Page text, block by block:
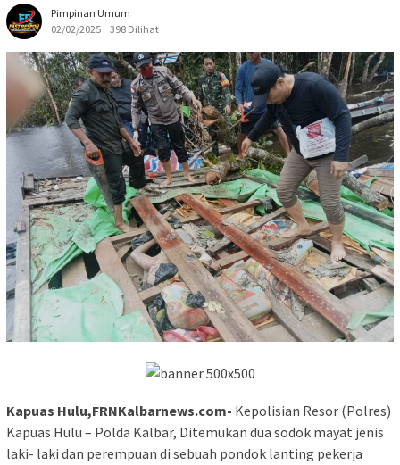
Pimpinan Umum
02/02/2025
398 Dilihat
Kapuas Hulu,FRNKalbarnews.com- Kepolisian Resor (Polres)
Kapuas Hulu – Polda Kalbar, Ditemukan dua sodok mayat jenis
laki- laki dan perempuan di sebuah pondok lanting pekerja